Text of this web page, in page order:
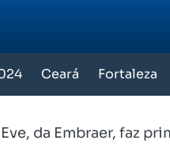
Ceará Fortaleza
Eve, da Embraer, faz